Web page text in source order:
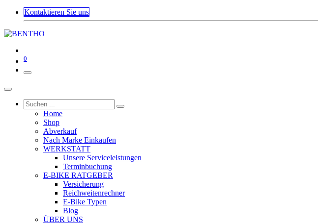
Kontaktieren Sie uns
0
Home
Shop
Abverkauf
Nach Marke Einkaufen
WERKSTATT
Unsere Serviceleistungen
Terminbuchung
E-BIKE RATGEBER
Versicherung
Reichweitenrechner
E-Bike Typen
Blog
ÜBER UNS